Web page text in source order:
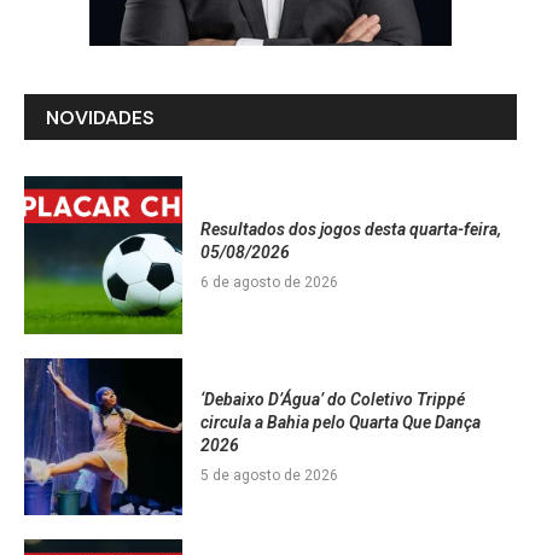
NOVIDADES
Resultados dos jogos desta quarta-feira,
05/08/2026
6 de agosto de 2026
‘Debaixo D’Água’ do Coletivo Trippé
circula a Bahia pelo Quarta Que Dança
2026
5 de agosto de 2026